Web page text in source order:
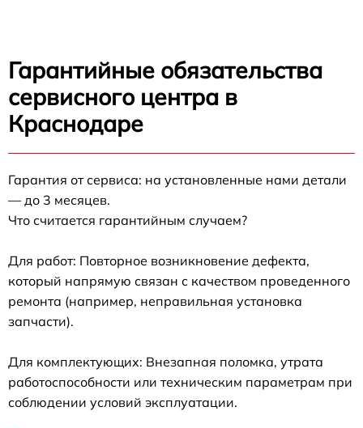
Гарантийные обязательства
сервисного центра в
Краснодаре
Гарантия от сервиса: на установленные нами детали
— до 3 месяцев.
Что считается гарантийным случаем?
Для работ: Повторное возникновение дефекта,
который напрямую связан с качеством проведенного
ремонта (например, неправильная установка
запчасти).
Для комплектующих: Внезапная поломка, утрата
работоспособности или техническим параметрам при
соблюдении условий эксплуатации.